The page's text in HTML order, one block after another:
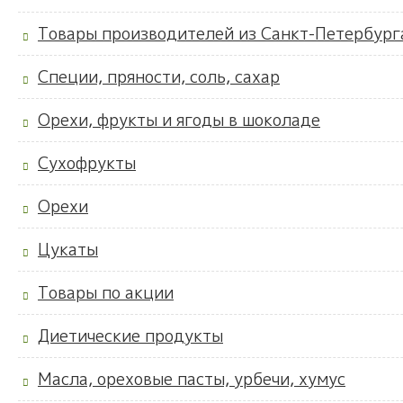
Товары производителей из Санкт-
Специи, пряности, соль, сахар
Орехи, фрукты и ягоды в шоколаде
Сухофрукты
Орехи
Цукаты
Товары по акции
Диетические продукты
Масла, ореховые пасты, урбечи, хумус